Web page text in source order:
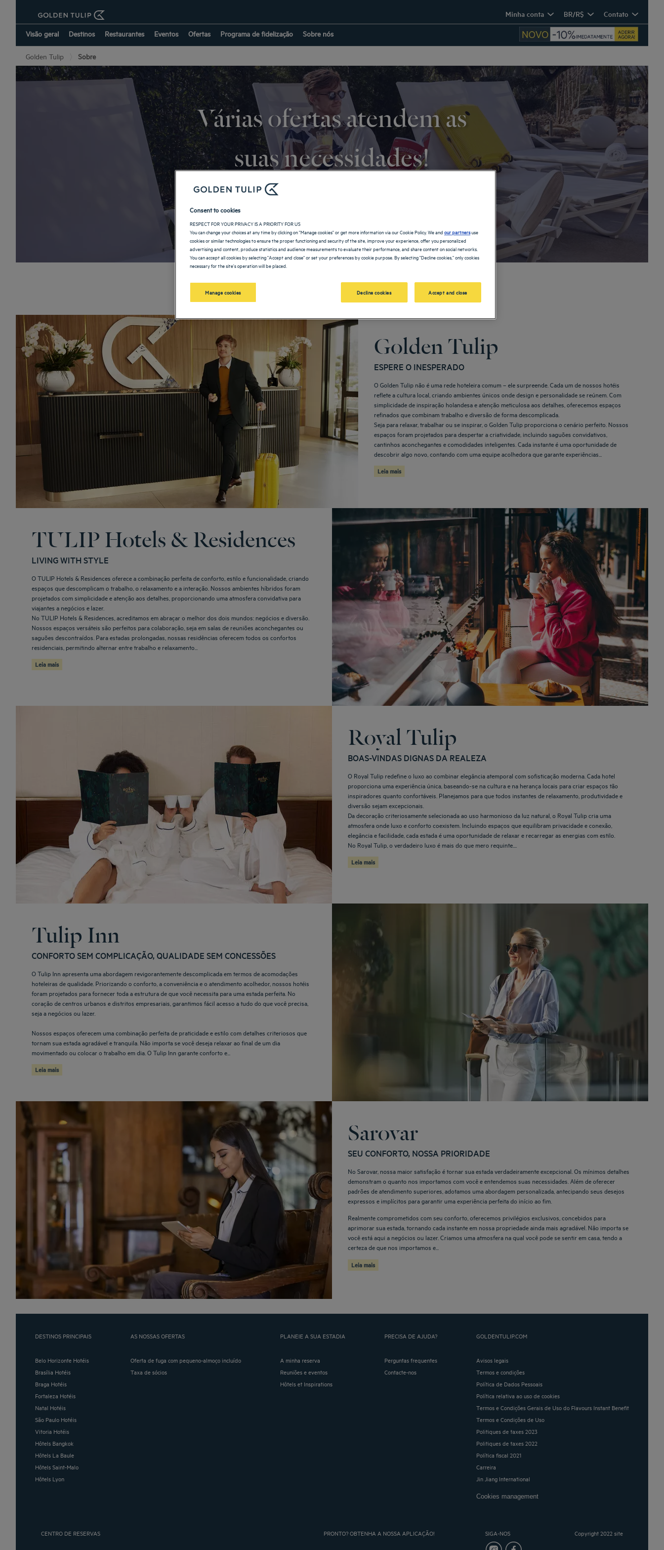
Minha conta BR/R$ Contato
Visão geral Destinos Restaurantes Eventos Ofertas Programa de fidelização Sobre nós
Golden Tulip Sobre
Várias ofertas atendem as
suas necessidades!
Não importa se você está aqui a trabalho ou para férias descontraídas, encaramos a sua
Nossas marcas
Golden Tulip
ESPERE O INESPERADO
O Golden Tulip não é uma rede hoteleira comum – ele surpreende. Cada um de nossos hotéis
reflete a cultura local, criando ambientes únicos onde design e personalidade se reúnem. Com
simplicidade de inspiração holandesa e atenção meticulosa aos detalhes, oferecemos espaços
refinados que combinam trabalho e diversão de forma descomplicada.
Seja para relaxar, trabalhar ou se inspirar, o Golden Tulip proporciona o cenário perfeito. Nossos
espaços foram projetados para despertar a criatividade, incluindo saguões convidativos,
cantinhos aconchegantes e comodidades inteligentes. Cada instante é uma oportunidade de
descobrir algo novo, contando com uma equipe acolhedora que garante experiências...
Leia mais
TULIP Hotels & Residences
LIVING WITH STYLE
O TULIP Hotels & Residences oferece a combinação perfeita de conforto, estilo e funcionalidade, criando
espaços que descomplicam o trabalho, o relaxamento e a interação. Nossos ambientes híbridos foram
projetados com simplicidade e atenção aos detalhes, proporcionando uma atmosfera convidativa para
viajantes a negócios e lazer.
No TULIP Hotels & Residences, acreditamos em abraçar o melhor dos dois mundos: negócios e diversão.
Nossos espaços versáteis são perfeitos para colaboração, seja em salas de reuniões aconchegantes ou
saguões descontraídos. Para estadas prolongadas, nossas residências oferecem todos os confortos
residenciais, permitindo alternar entre trabalho e relaxamento...
Leia mais
Royal Tulip
BOAS-VINDAS DIGNAS DA REALEZA
O Royal Tulip redefine o luxo ao combinar elegância atemporal com sofisticação moderna. Cada hotel
proporciona uma experiência única, baseando-se na cultura e na herança locais para criar espaços tão
inspiradores quanto confortáveis. Planejamos para que todos instantes de relaxamento, produtividade e
diversão sejam excepcionais.
Da decoração criteriosamente selecionada ao uso harmonioso da luz natural, o Royal Tulip cria uma
atmosfera onde luxo e conforto coexistem. Incluindo espaços que equilibram privacidade e conexão,
elegância e facilidade, cada estada é uma oportunidade de relaxar e recarregar as energias com estilo.
No Royal Tulip, o verdadeiro luxo é mais do que mero requinte....
Leia mais
Tulip Inn
CONFORTO SEM COMPLICAÇÃO, QUALIDADE SEM CONCESSÕES
O Tulip Inn apresenta uma abordagem revigorantemente descomplicada em termos de acomodações
hoteleiras de qualidade. Priorizando o conforto, a conveniência e o atendimento acolhedor, nossos hotéis
foram projetados para fornecer toda a estrutura de que você necessita para uma estada perfeita. No
coração de centros urbanos e distritos empresariais, garantimos fácil acesso a tudo do que você precisa,
seja a negócios ou lazer.
Nossos espaços oferecem uma combinação perfeita de praticidade e estilo com detalhes criteriosos que
tornam sua estada agradável e tranquila. Não importa se você deseja relaxar ao final de um dia
movimentado ou colocar o trabalho em dia. O Tulip Inn garante conforto e...
Leia mais
Sarovar
SEU CONFORTO, NOSSA PRIORIDADE
No Sarovar, nossa maior satisfação é tornar sua estada verdadeiramente excepcional. Os mínimos detalhes
demonstram o quanto nos importamos com você e entendemos suas necessidades. Além de oferecer
padrões de atendimento superiores, adotamos uma abordagem personalizada, antecipando seus desejos
expressos e implícitos para garantir uma experiência perfeita do início ao fim.
Realmente comprometidos com seu conforto, oferecemos privilégios exclusivos, concebidos para
aprimorar sua estada, tornando cada instante em nossa propriedade ainda mais agradável. Não importa se
você está aqui a negócios ou lazer. Criamos uma atmosfera na qual você pode se sentir em casa, tendo a
certeza de que nos importamos e...
Leia mais
DESTINOS PRINCIPAIS
Belo Horizonte Hotéis
Brasília Hotéis
Braga Hotéis
Fortaleza Hotéis
Natal Hotéis
São Paulo Hotéis
Vitoria Hotéis
Hôtels Bangkok
Hôtels La Baule
Hôtels Saint-Malo
Hôtels Lyon
AS NOSSAS OFERTAS
Oferta de fuga com pequeno-almoço incluído
Taxa de sócios
PLANEIE A SUA ESTADIA
A minha reserva
Reuniões e eventos
Hôtels et Inspirations
PRECISA DE AJUDA?
Perguntas frequentes
Contacte-nos
GOLDENTULIP.COM
Avisos legais
Termos e condições
Política de Dados Pessoais
Política relativa ao uso de cookies
Termos e Condições Gerais de Uso do Flavours Instant Benefit
Termos e Condições de Uso
Politiques de taxes 2023
Politiques de taxes 2022
Política fiscal 2021
Carreira
Jin Jiang International
Cookies management
CENTRO DE RESERVAS PRONTO? OBTENHA A NOSSA APLICAÇÃO! SIGA-NOS Copyright 2022 site
Consent to cookies
RESPECT FOR YOUR PRIVACY IS A PRIORITY FOR US
You can change your choices at any time by clicking on "Manage cookies" or get more information via our Cookie Policy. We andour partnersuse
cookies or similar technologies to ensure the proper functioning and security of the site, improve your experience, offer you personalized
advertising and content, produce statistics and audience measurements to evaluate their performance, and share content on social networks.
You can accept all cookies by selecting "Accept and close" or set your preferences by cookie purpose. By selecting "Decline cookies," only cookies
necessary for the site's operation will be placed.
Manage cookies Decline cookies Accept and close